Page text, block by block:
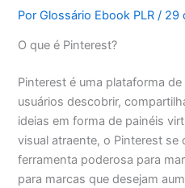
PorGlossário Ebook PLR/ 29
O que é Pinterest?
Pinterest é uma plataforma
usuários descobrir,
ideias em forma de painéis
visual atraente, o Pinterest se
ferramenta poderosa para
para marcas que desejam